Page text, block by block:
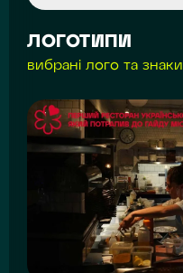
ЛОГОТИПИ
вибрані лого та знаки